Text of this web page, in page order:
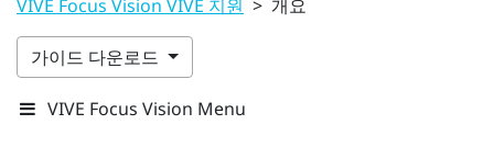
VIVE Focus Vision VIVE 지원 > 개요
가이드 다운로드
VIVE Focus Vision Menu